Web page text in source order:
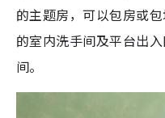
的主题房，可以包房或
的室内洗手间及平台出
间。